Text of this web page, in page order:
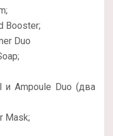
Booster;
Duo
и Ampoule Duo (два
Mask;